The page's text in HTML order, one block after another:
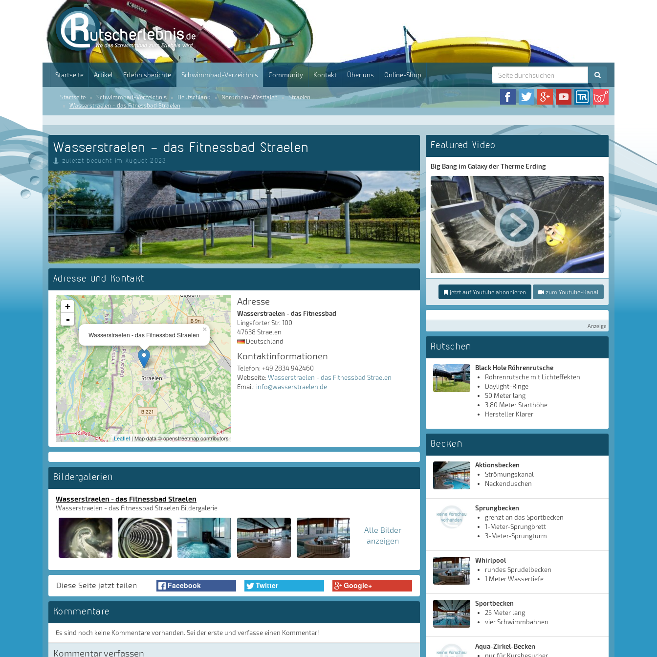
Startseite Artikel Erlebnisberichte Schwimmbad-Verzeichnis Community Kontakt Über uns Online-Shop
Startseite Schwimmbad-Verzeichnis Deutschland Nordrhein-Westfalen
Straelen
Wasserstraelen - das Fitnessbad Straelen
Wasserstraelen - das Fitnessbad Straelen
zuletzt besucht im August 2023
Adresse und Kontakt
×
Wasserstraelen - das Fitnessbad Straelen
+
-
Leaflet | Map data © openstreetmap contributors
Adresse
Wasserstraelen - das Fitnessbad
Lingsforter Str. 100
47638 Straelen
Deutschland
Kontaktinformationen
Telefon: +49 2834 942460
Webseite: Wasserstraelen - das Fitnessbad Straelen
Email: info@wasserstraelen.de
Bildergalerien
Wasserstraelen - das Fitnessbad Straelen
Wasserstraelen - das Fitnessbad Straelen Bildergalerie
Alle Bilder
anzeigen
Diese Seite jetzt teilen Facebook Twitter Google+
Kommentare
Es sind noch keine Kommentare vorhanden. Sei der erste und verfasse einen Kommentar!
Kommentar verfassen
Featured Video
Big Bang im Galaxy der Therme Erding
jetzt auf Youtube abonnieren zum Youtube-Kanal
Anzeige
Rutschen
Black Hole Röhrenrutsche
Röhrenrutsche mit Lichteffekten
Daylight-Ringe
50 Meter lang
3,80 Meter Starthöhe
Hersteller Klarer
Becken
Aktionsbecken
Strömungskanal
Nackenduschen
Sprungbecken
grenzt an das Sportbecken
1-Meter-Sprungbrett
3-Meter-Sprungturm
Whirlpool
rundes Sprudelbecken
1 Meter Wassertiefe
Sportbecken
25 Meter lang
vier Schwimmbahnen
Aqua-Zirkel-Becken